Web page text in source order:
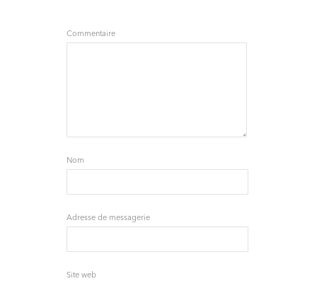
Commentaire
Nom
Adresse de messagerie
Site web